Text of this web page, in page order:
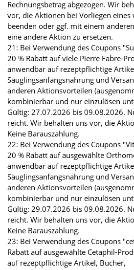
Rechnungsbetrag abgezogen. Wir
vor, die Aktionen bei Vorliegen eines
beenden oder ggf. mit einem
eine andere Aktion zu ersetzen.
21: Bei Verwendung des Coupons
20 % Rabatt auf viele Pierre Fabre-
anwendbar auf rezeptpflichtige
Säuglingsanfangsnahrung und
anderen Aktionsvorteilen
kombinierbar und nur einzulösen
Gültig: 27.07.2026 bis 09.08.2026.
reicht. Wir behalten uns vor, die
Keine Barauszahlung.
22: Bei Verwendung des Coupons
20 % Rabatt auf ausgewählte
anwendbar auf rezeptpflichtige
Säuglingsanfangsnahrung und
anderen Aktionsvorteilen
kombinierbar und nur einzulösen
Gültig: 29.07.2026 bis 09.08.2026.
reicht. Wir behalten uns vor, die
Keine Barauszahlung.
23: Bei Verwendung des Coupons
Rabatt auf ausgewählte Cetaphil-
auf rezeptpflichtige Artikel, Bücher,